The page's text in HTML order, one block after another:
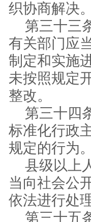
织协商解决
第三十三
有关部门应
制定和实施
未按照规定
整改。
第三十四
标准化行政
规定的行为
县级以上
当向社会公
依法进行处
第三十五